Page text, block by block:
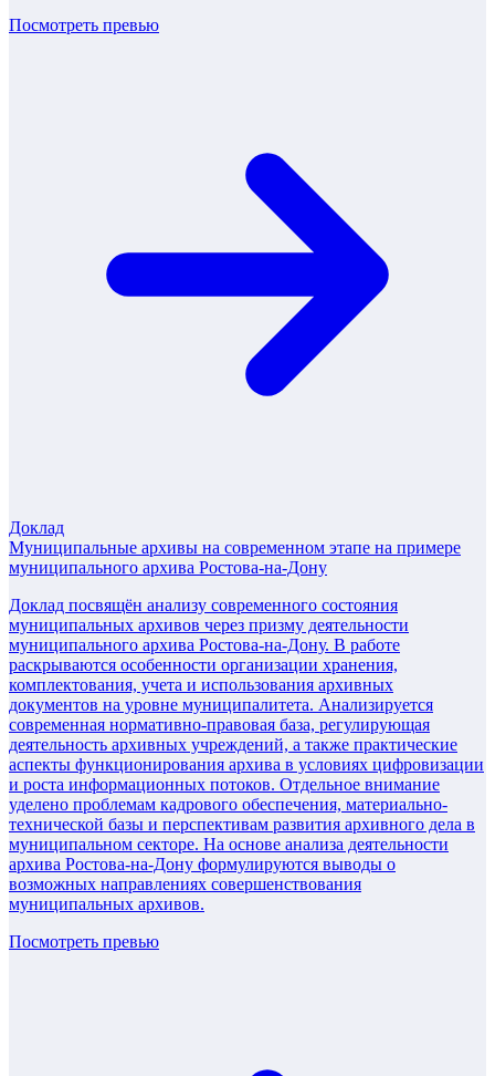
Посмотреть превью
Доклад
Муниципальные архивы на современном этапе на примере
муниципального архива Ростова-на-Дону
Доклад посвящён анализу современного состояния
муниципальных архивов через призму деятельности
муниципального архива Ростова-на-Дону. В работе
раскрываются особенности организации хранения,
комплектования, учета и использования архивных
документов на уровне муниципалитета. Анализируется
современная нормативно-правовая база, регулирующая
деятельность архивных учреждений, а также практические
аспекты функционирования архива в условиях цифровизации
и роста информационных потоков. Отдельное внимание
уделено проблемам кадрового обеспечения, материально-
технической базы и перспективам развития архивного дела в
муниципальном секторе. На основе анализа деятельности
архива Ростова-на-Дону формулируются выводы о
возможных направлениях совершенствования
муниципальных архивов.
Посмотреть превью